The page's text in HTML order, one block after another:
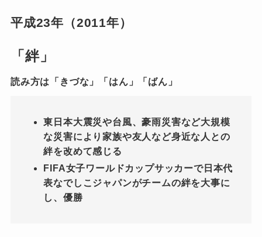
平成23年（2011年）
「絆」
読み方は「きづな」「はん」「ばん」
東日本大震災や台風、豪雨災害など大規模
な災害により家族や友人など身近な人との
絆を改めて感じる
FIFA女子ワールドカップサッカーで日本代
表なでしこジャパンがチームの絆を大事に
し、優勝